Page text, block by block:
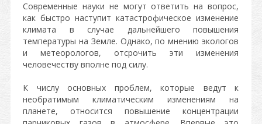
Современные науки не могут ответить на вопрос,
как быстро наступит катастрофическое изменение
климата в случае дальнейшего повышения
температуры на Земле. Однако, по мнению экологов
и метеорологов, отсрочить эти изменения
человечеству вполне под силу.
К числу основных проблем, которые ведут к
необратимым климатическим изменениям на
планете, относится повышение концентрации